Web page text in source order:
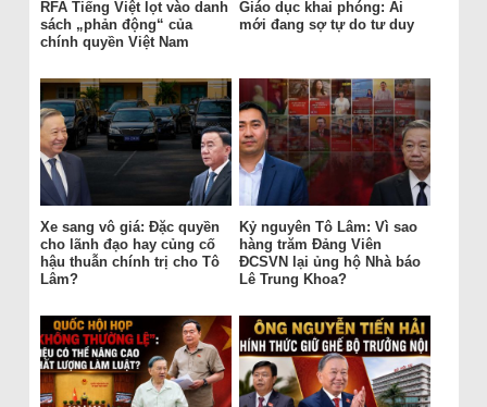
RFA Tiếng Việt lọt vào danh
sách „phản động“ của
chính quyền Việt Nam
Giáo dục khai phóng: Ai
mới đang sợ tự do tư duy
Xe sang vô giá: Đặc quyền
cho lãnh đạo hay củng cố
hậu thuẫn chính trị cho Tô
Lâm?
Kỷ nguyên Tô Lâm: Vì sao
hàng trăm Đảng Viên
ĐCSVN lại ủng hộ Nhà báo
Lê Trung Khoa?